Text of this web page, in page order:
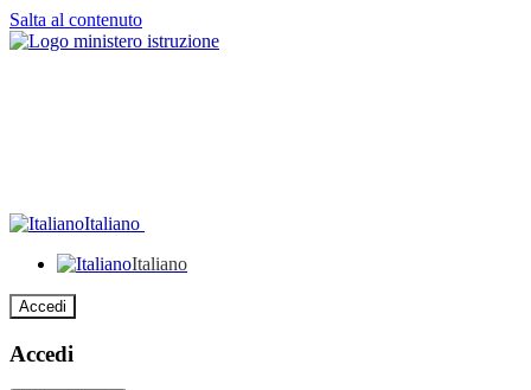
Salta al contenuto
Italiano
Italiano
Accedi
Accedi